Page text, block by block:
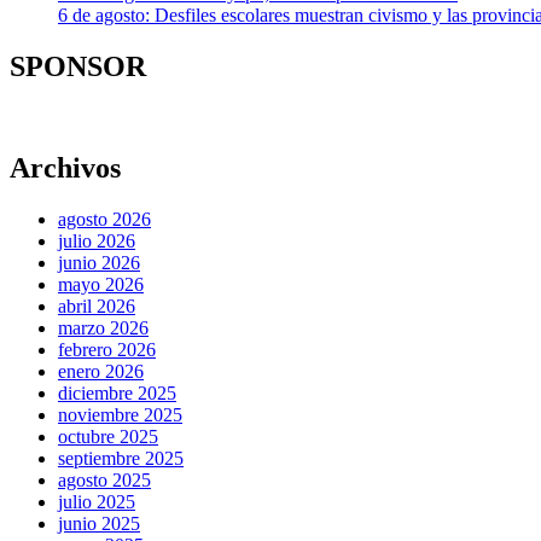
6 de agosto: Desfiles escolares muestran civismo y las
SPONSOR
Archivos
agosto 2026
julio 2026
junio 2026
mayo 2026
abril 2026
marzo 2026
febrero 2026
enero 2026
diciembre 2025
noviembre 2025
octubre 2025
septiembre 2025
agosto 2025
julio 2025
junio 2025